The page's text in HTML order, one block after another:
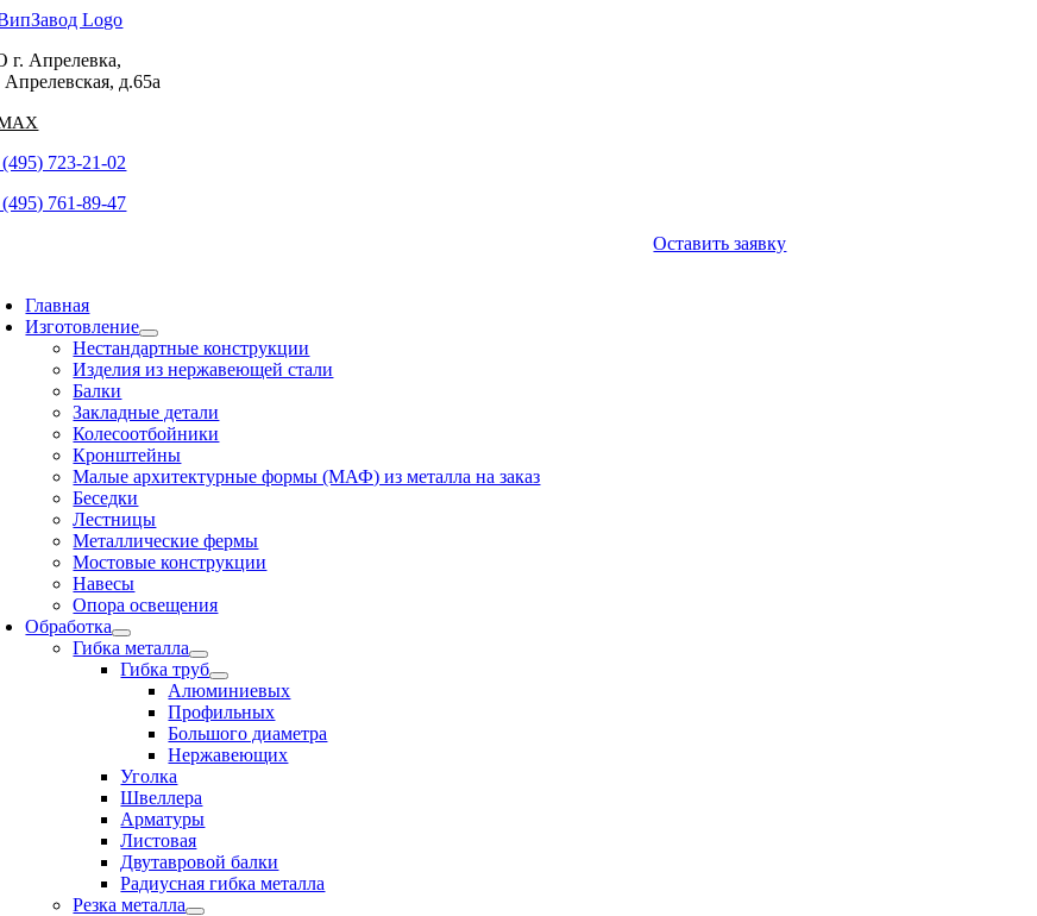
Skip
content
Апрелевка,
Апрелевская, д.65а
723-21-02
761-89-47
Оставить заявку
Главная
Изготовление
Нестандартные конструкции
Изделия из нержавеющей стали
Балки
Закладные детали
Колесоотбойники
Кронштейны
Малые архитектурные формы (МАФ) из металла на заказ
Беседки
Лестницы
Металлические фермы
Мостовые конструкции
Навесы
Опора освещения
Обработка
Гибка металла
Гибка труб
Алюминиевых
Профильных
Большого диаметра
Нержавеющих
Уголка
Швеллера
Арматуры
Листовая
Двутавровой балки
Радиусная гибка металла
Резка металла